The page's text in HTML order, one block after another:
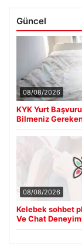
Güncel
08/08/2026
KYK Yurt
Bilmeniz
08/08/2026
Kelebek sohbet
Ve Chat